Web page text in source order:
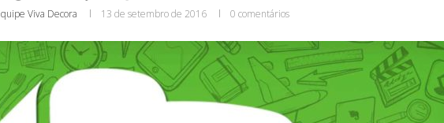
Viva Decora 13 de setembro de 2016 0 comentários